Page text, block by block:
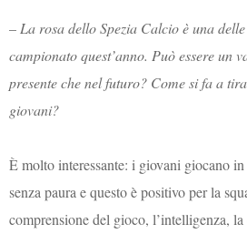
– La rosa dello Spezia Calcio è una
campionato quest’anno. Può essere un
presente che nel futuro? Come si fa a
giovani?
È molto interessante: i giovani giocano
senza paura e questo è positivo per la
comprensione del gioco, l’intelligenza,